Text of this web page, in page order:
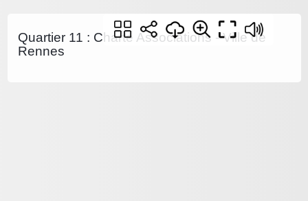
Quartier 11 : Charte Associations - Ville de
Rennes